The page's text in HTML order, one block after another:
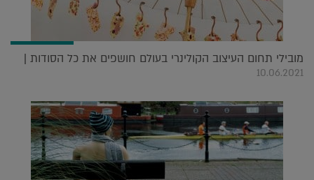
מובילי תחום העיצוב הקולינרי בעולם חושפים את כל הסודות |
10.06.2021